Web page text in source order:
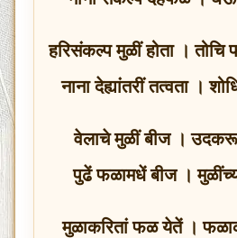
हरिसंकल्प मुळीं होता । तोचि
नाना देह्यांतरीं तत्वता ।
वेलाचे मुळीं बीज ।
पुढें फळामधें बीज ।
मुळाकरितां फळ येतें ।